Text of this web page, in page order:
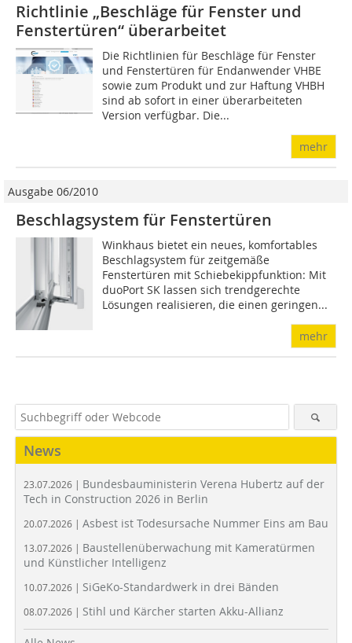
Richtlinie „Beschläge für Fenster und
Fenstertüren“ überarbeitet
Die Richtlinien für Beschläge für Fenster
und Fenstertüren für Endanwender VHBE
sowie zum Produkt und zur Haftung VHBH
sind ab sofort in einer überarbeiteten
Version verfügbar. Die...
mehr
Ausgabe 06/2010
Beschlagsystem für Fenstertüren
Winkhaus bietet ein neues, komfortables
Beschlagsystem für zeitgemäße
Fenstertüren mit Schiebekippfunktion: Mit
duoPort SK lassen sich trendgerechte
Lösungen realisieren, die einen geringen...
mehr
News
23.07.2026 | Bundesbauministerin Verena Hubertz auf der
Tech in Construction 2026 in Berlin
20.07.2026 | Asbest ist Todesursache Nummer Eins am Bau
13.07.2026 | Baustellenüberwachung mit Kameratürmen
und Künstlicher Intelligenz
10.07.2026 | SiGeKo-Standardwerk in drei Bänden
08.07.2026 | Stihl und Kärcher starten Akku-Allianz